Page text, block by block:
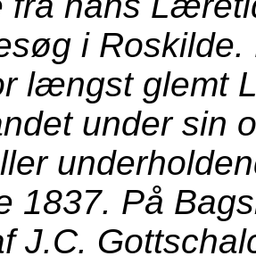
i
længst glemt
under sin
1837. På
J.C.